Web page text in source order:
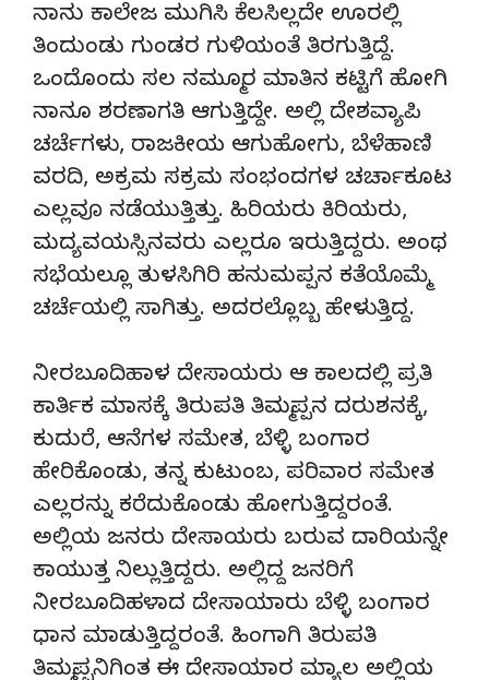
ನಾನು ಕಾಲೇಜ ಮುಗಿಸಿ ಕೆಲಸಿಲ್ಲದೇ ಊರಲ್ಲಿ
ತಿಂದುಂಡು ಗುಂಡರ ಗುಳಿಯಂತೆ ತಿರಗುತ್ತಿದ್ದೆ.
ಒಂದೊಂದು ಸಲ ನಮ್ಮೂರ ಮಾತಿನ ಕಟ್ಟಿಗೆ ಹೋಗಿ
ನಾನೂ ಶರಣಾಗತಿ ಆಗುತ್ತಿದ್ದೇ. ಅಲ್ಲಿ ದೇಶವ್ಯಾಪಿ
ಚರ್ಚೆಗಳು, ರಾಜಕೀಯ ಆಗುಹೋಗು, ಬೆಳೆಹಾಣಿ
ವರದಿ, ಅಕ್ರಮ ಸಕ್ರಮ ಸಂಭಂದಗಳ ಚರ್ಚಾಕೂಟ
ಎಲ್ಲವೂ ನಡೆಯುತ್ತಿತ್ತು. ಹಿರಿಯರು ಕಿರಿಯರು,
ಮದ್ಯವಯಸ್ಸಿನವರು ಎಲ್ಲರೂ ಇರುತ್ತಿದ್ದರು. ಅಂಥ
ಸಭೆಯಲ್ಲೂ ತುಳಸಿಗಿರಿ ಹನುಮಪ್ಪನ ಕತೆಯೊಮ್ಮೆ
ಚರ್ಚೆಯಲ್ಲಿ ಸಾಗಿತ್ತು. ಅದರಲ್ಲೊಬ್ಬ ಹೇಳುತ್ತಿದ್ದ.
ನೀರಬೂದಿಹಾಳ ದೇಸಾಯರು ಆ ಕಾಲದಲ್ಲಿ ಪ್ರತಿ
ಕಾರ್ತಿಕ ಮಾಸಕ್ಕೆ ತಿರುಪತಿ ತಿಮ್ಮಪ್ಪನ ದರುಶನಕ್ಕೆ,
ಕುದುರೆ, ಆನೆಗಳ ಸಮೇತ, ಬೆಳ್ಳಿ ಬಂಗಾರ
ಹೇರಿಕೊಂಡು, ತನ್ನ ಕುಟುಂಬ, ಪರಿವಾರ ಸಮೇತ
ಎಲ್ಲರನ್ನು ಕರೆದುಕೊಂಡು ಹೋಗುತ್ತಿದ್ದರಂತೆ.
ಅಲ್ಲಿಯ ಜನರು ದೇಸಾಯರು ಬರುವ ದಾರಿಯನ್ನೇ
ಕಾಯುತ್ತ ನಿಲ್ಲುತ್ತಿದ್ದರು. ಅಲ್ಲಿದ್ದ ಜನರಿಗೆ
ನೀರಬೂದಿಹಳಾದ ದೇಸಾಯಾರು ಬೆಳ್ಳಿ ಬಂಗಾರ
ಧಾನ ಮಾಡುತ್ತಿದ್ದರಂತೆ. ಹಿಂಗಾಗಿ ತಿರುಪತಿ
ತಿಮ್ಮಪ್ಪನಿಗಿಂತ ಈ ದೇಸಾಯಾರ ಮ್ಯಾಲ ಅಲ್ಲಿಯ